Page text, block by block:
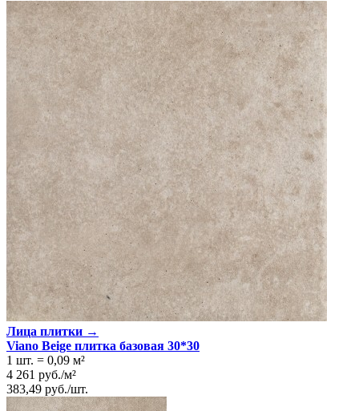
Лица плитки →
Viano Beige плитка базовая 30*30
1 шт. = 0,09 м²
4 261 руб./м²
383,49 руб./шт.